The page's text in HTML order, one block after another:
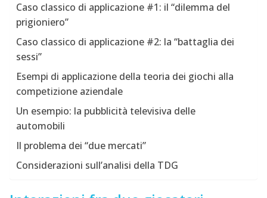
Caso classico di applicazione #1: il “dilemma del
prigioniero”
Caso classico di applicazione #2: la “battaglia dei
sessi”
Esempi di applicazione della teoria dei giochi alla
competizione aziendale
Un esempio: la pubblicità televisiva delle
automobili
Il problema dei “due mercati”
Considerazioni sull’analisi della TDG